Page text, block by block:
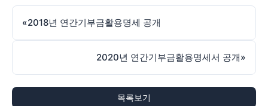
«2018년 연간기부금활용명세 공개
2020년 연간기부금활용명세서 공개»
목록보기